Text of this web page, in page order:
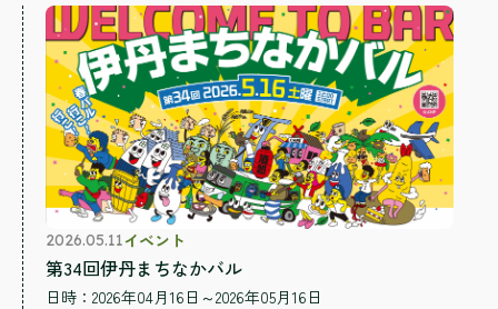
2026.05.11イベント
第34回伊丹まちなかバル
日時：2026年04月16日～2026年05月16日